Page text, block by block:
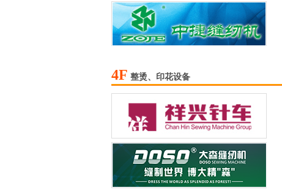
4F 整烫、印花设备